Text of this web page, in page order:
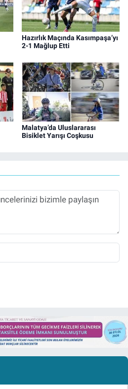
Hazırlık Maçında Kasımpaşa’yı
2-1 Mağlup Etti
Malatya’da Uluslararası
Bisiklet Yarışı Coşkusu